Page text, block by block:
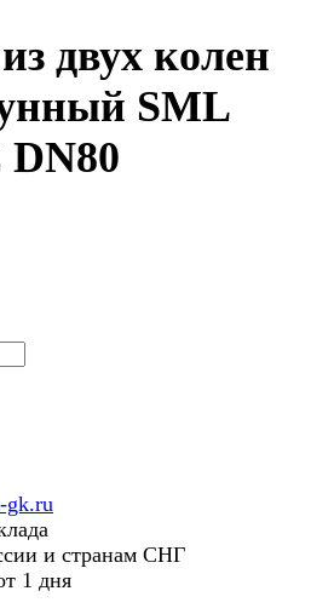
двух колен
SML
gk.ru
и странам СНГ
1 дня